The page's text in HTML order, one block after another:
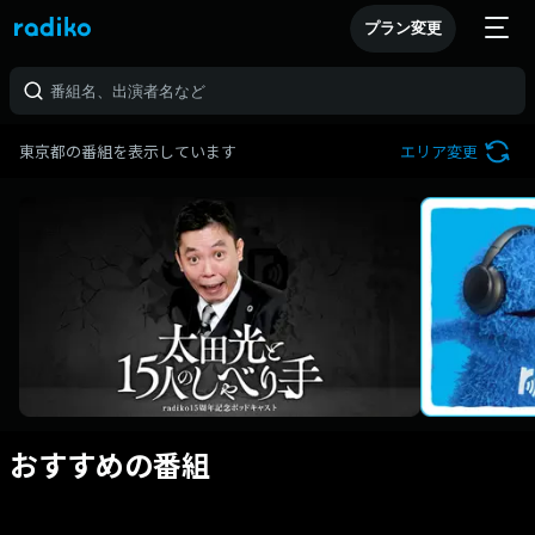
プラン変更
東京都の番組を表示しています エリア変更
おすすめの番組